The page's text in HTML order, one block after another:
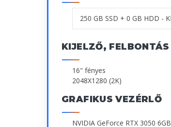
KIJELZŐ, FELBONTÁS
16" fényes
2048X1280 (2K)
GRAFIKUS VEZÉRLŐ
NVIDIA GeForce RTX 3050 6GB